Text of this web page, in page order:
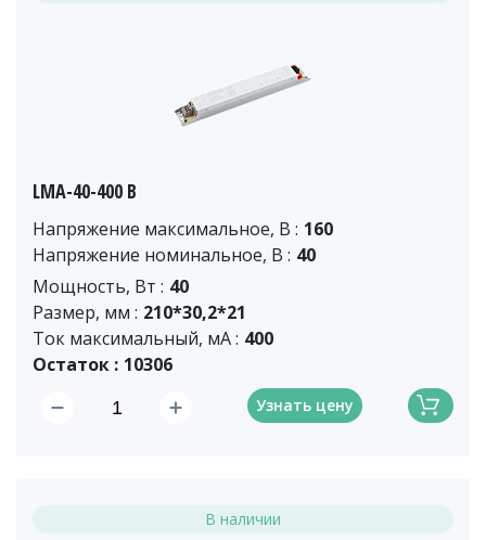
LMA-40-400 B
Напряжение максимальное, В : 160
Напряжение номинальное, В : 40
Мощность, Вт : 40
Размер, мм : 210*30,2*21
Ток максимальный, мА : 400
Остаток : 10306
Узнать цену
В наличии